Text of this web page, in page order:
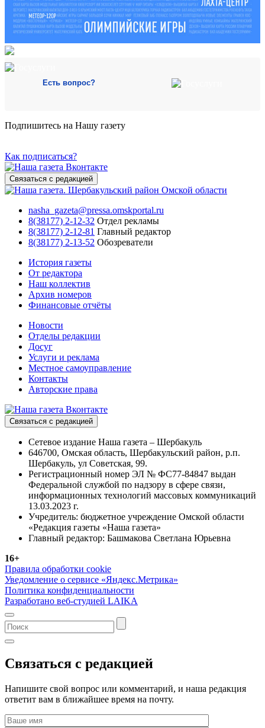
Есть вопрос?
Подпишитесь на Нашу газету
Как подписаться?
Связаться с редакцией
nasha_gazeta@pressa.omskportal.ru
8(38177) 2-12-32 Отдел рекламы
8(38177) 2-12-81 Главный редактор
8(38177) 2-13-52 Обозреватели
История газеты
От редактора
Наш коллектив
Архив номеров
Финансовые отчёты
Новости
Отделы редакции
Досуг
Услуги и реклама
Местное самоуправление
Контакты
Авторские права
Связаться с редакцией
Сетевое издание Наша газета – Шербакуль
646700, Омская область, Шербакульский район, р.п.
Шербакуль, ул Советская, 99.
Регистрационный номер ЭЛ № ФС77-84847 выдан
Федеральной службой по надзору в сфере связи,
информационных технологий массовых коммуникаций
13.03.2023 г.
Учредитель: бюджетное учреждение Омской области
«Редакция газеты «Наша газета»
Главный редактор: Башмакова Светлана Юрьевна
16+
Правила обработки cookie
Уведомление о сервисе «Яндекс.Метрика»
Политика конфиденциальности
Разработано веб-студией LAIKA
Связаться с редакцией
Напишите свой вопрос или комментарий, и наша редакция
ответит вам в ближайшее время на почту.